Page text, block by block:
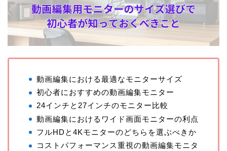
動画編集における最適なモニターサイズ
初心者におすすめの動画編集モニター
24インチと27インチのモニター比較
動画編集におけるワイド画面モニターの利点
フルHDと4Kモニターのどちらを選ぶべきか
コストパフォーマンス重視の動画編集モニタ